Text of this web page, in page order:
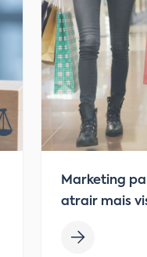
Marketing
atrair mais